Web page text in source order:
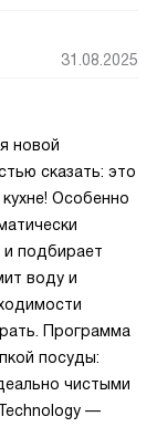
31.08.2025
новой
сказать: это
Особенно
и подбирает
воду и
Программа
посуды:
чистыми
—